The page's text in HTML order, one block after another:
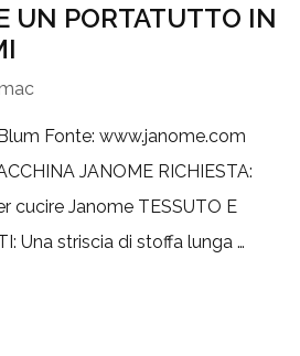
UN PORTATUTTO IN
Fonte: www.janome.com
JANOME RICHIESTA:
cucire Janome TESSUTO E
Una striscia di stoffa lunga …